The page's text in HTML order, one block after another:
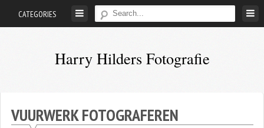
CATEGORIES
Harry Hilders Fotografie
Hilders
VUURWERK FOTOGRAFEREN